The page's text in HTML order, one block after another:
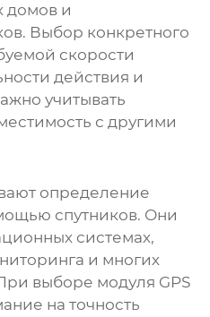
домов и
Выбор конкретного
скорости
действия и
учитывать
с другими
определение
спутников. Они
системах,
и многих
выборе модуля GPS
на точность